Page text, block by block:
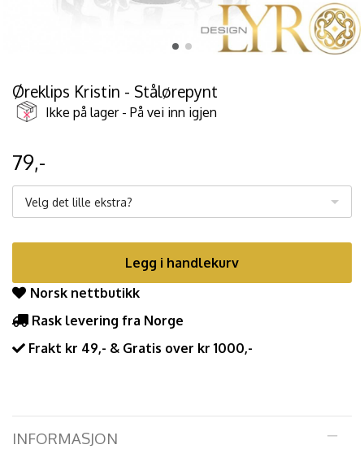
Øreklips Kristin - Stålørepynt
Ikke på lager - På vei inn igjen
79,-
Velg det lille ekstra?
Legg i handlekurv
Norsk nettbutikk
Rask levering fra Norge
Frakt kr 49,- & Gratis over kr 1000,-
INFORMASJON